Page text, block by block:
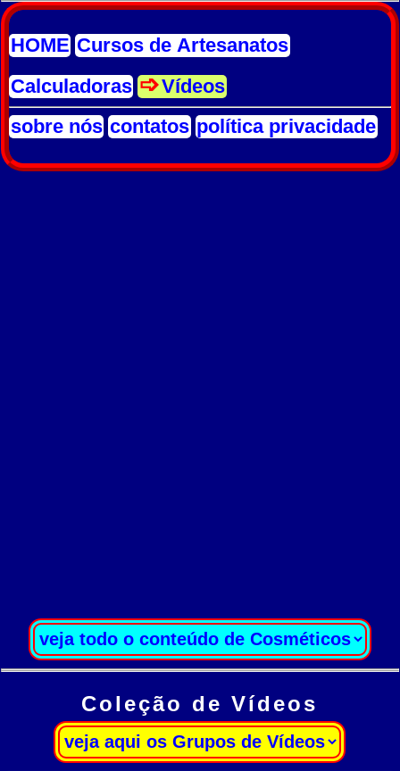
HOME Cursos de Artesanatos
Calculadoras
Vídeos
sobre nós contatos política privacidade
Coleção de Vídeos